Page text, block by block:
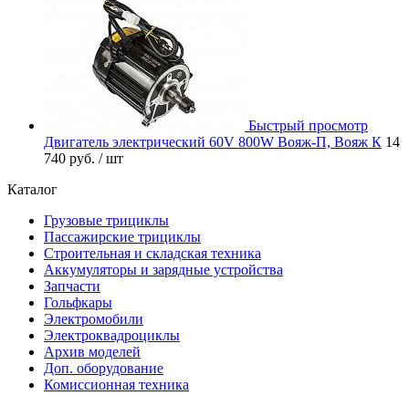
Быстрый просмотр
Двигатель электрический 60V 800W Вояж-П, Вояж К 14
740 руб. / шт
Каталог
Грузовые трициклы
Пассажирские трициклы
Строительная и складская техника
Аккумуляторы и зарядные устройства
Запчасти
Гольфкары
Электромобили
Электроквадроциклы
Архив моделей
Доп. оборудование
Комиссионная техника